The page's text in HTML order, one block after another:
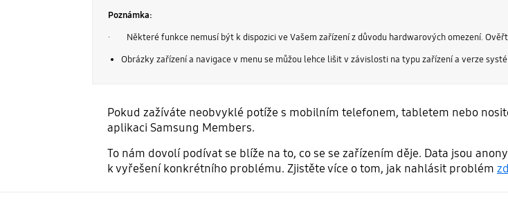
Poznámka:
· Některé funkce nemusí být k dispozici ve Vašem zařízení z důvodu hardwarových omezení.
Obrázky zařízení a navigace v menu se můžou lehce lišit v závislosti na typu zařízení a verze
Pokud zažíváte neobvyklé potíže s mobilním telefonem, tabletem nebo
aplikaci Samsung Members.
To nám dovolí podívat se blíže na to, co se se zařízením děje. Data jsou
k vyřešení konkrétního problému. Zjistěte více o tom, jak nahlásit problém